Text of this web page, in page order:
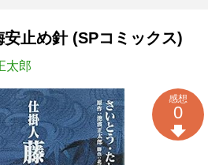
止め針 (SPコミックス)
太郎
感想
0